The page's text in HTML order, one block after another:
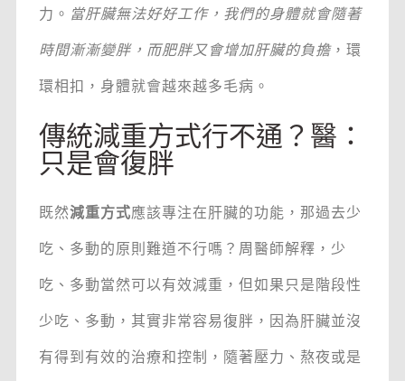
力。 當肝臟無法好好工作，我們的身體就會隨著
時間漸漸變胖，而肥胖又會增加肝臟的負擔，環
環相扣，身體就會越來越多毛病。
傳統減重方式行不通？醫：
只是會復胖
既然減重方式應該專注在肝臟的功能，那過去少
吃、多動的原則難道不行嗎？周醫師解釋，少
吃、多動當然可以有效減重，但如果只是階段性
少吃、多動，其實非常容易復胖，因為肝臟並沒
有得到有效的治療和控制，隨著壓力、熬夜或是